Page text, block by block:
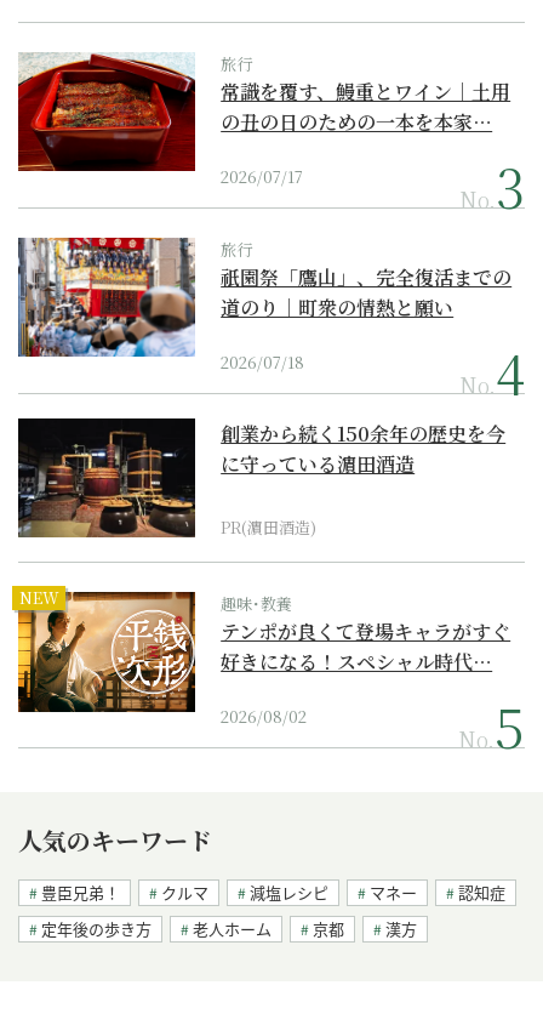
旅行
常識を覆す、鰻重とワイン｜土用
の丑の日のための一本を本家…
2026/07/17
No.
旅行
祇園祭「鷹山」、完全復活までの
道のり｜町衆の情熱と願い
2026/07/18
No.
創業から続く150余年の歴史を今
に守っている濵田酒造
PR(濵田酒造)
NEW 趣味･教養
テンポが良くて登場キャラがすぐ
好きになる！スペシャル時代…
2026/08/02
No.
人気のキーワード
豊臣兄弟！ クルマ 減塩レシピ マネー
認知症
定年後の歩き方
老人ホーム 京都 漢方